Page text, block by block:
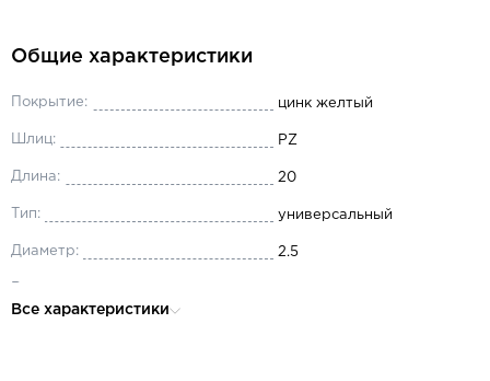
Общие характеристики
Покрытие: цинк желтый
Шлиц: PZ
Длина: 20
Тип: универсальный
Диаметр: 2.5
Все характеристики